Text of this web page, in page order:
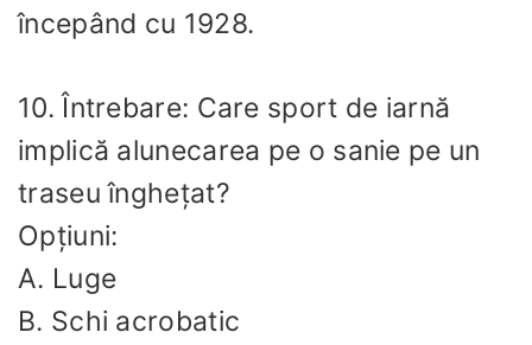
începând cu 1928.
10. Întrebare: Care sport de iarnă
implică alunecarea pe o sanie pe un
traseu înghețat?
Opțiuni:
A. Luge
B. Schi acrobatic